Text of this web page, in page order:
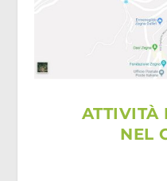
ATTIVITÀ
NEL